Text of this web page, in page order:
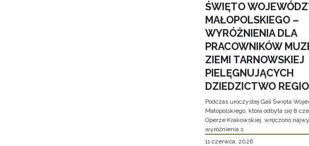
ŚWIĘTO
MAŁOPOLSKIEGO –
WYRÓŻNIENIA DLA
PRACOWNIKÓW
ZIEMI TARNOWSKIEJ
PIELĘGNUJĄCYCH
DZIEDZICTWO
Podczas uroczystej Gali Święta
Małopolskiego, która odbyła się 8
Operze Krakowskiej, wręczono
wyróżnienia s
11 czerwca, 2026